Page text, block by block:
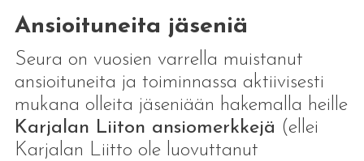
Ansioituneita jäseniä
Seura on vuosien varrella muistanut
ansioituneita ja toiminnassa aktiivisesti
mukana olleita jäseniään hakemalla heille
Karjalan Liiton ansiomerkkejä (ellei
Karjalan Liitto ole luovuttanut